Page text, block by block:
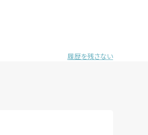
履歴を残さない